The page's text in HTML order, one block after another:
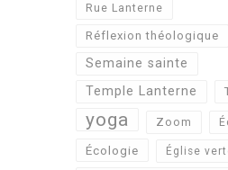
Rue Lanterne
Réflexion théologique
Semaine sainte
Temple Lanterne
yoga Zoom
Écologie Église